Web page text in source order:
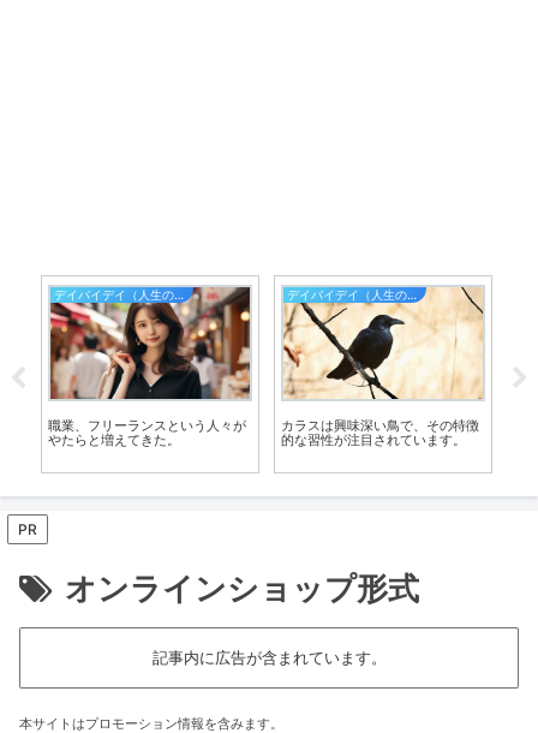
デイバイデイ（人生の散歩道）
職業、フリーランスという人々が
やたらと増えてきた。
デイバイデイ（人生の散歩道）
カラスは興味深い鳥で、その特徴
的な習性が注目されています。
PR
オンラインショップ形式
記事内に広告が含まれています。
本サイトはプロモーション情報を含みます。